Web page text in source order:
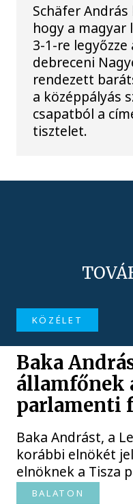
Schäfer
hogy a
3-1-re
debreceni
rendezett
a középpályás
csapatból a
tisztelet.
KÖZÉLET
Baka
államfőnek
parlamenti
Baka Andrást, a
korábbi elnökét
elnöknek a Tisza
BALATON